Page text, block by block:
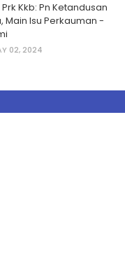
Prk Kkb: Pn Ketandusan
Main Isu Perkauman -
02, 2024